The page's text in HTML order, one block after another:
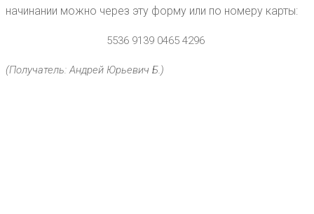
начинании можно через эту форму или по номеру карты:
5536 9139 0465 4296
(Получатель: Андрей Юрьевич Б.)